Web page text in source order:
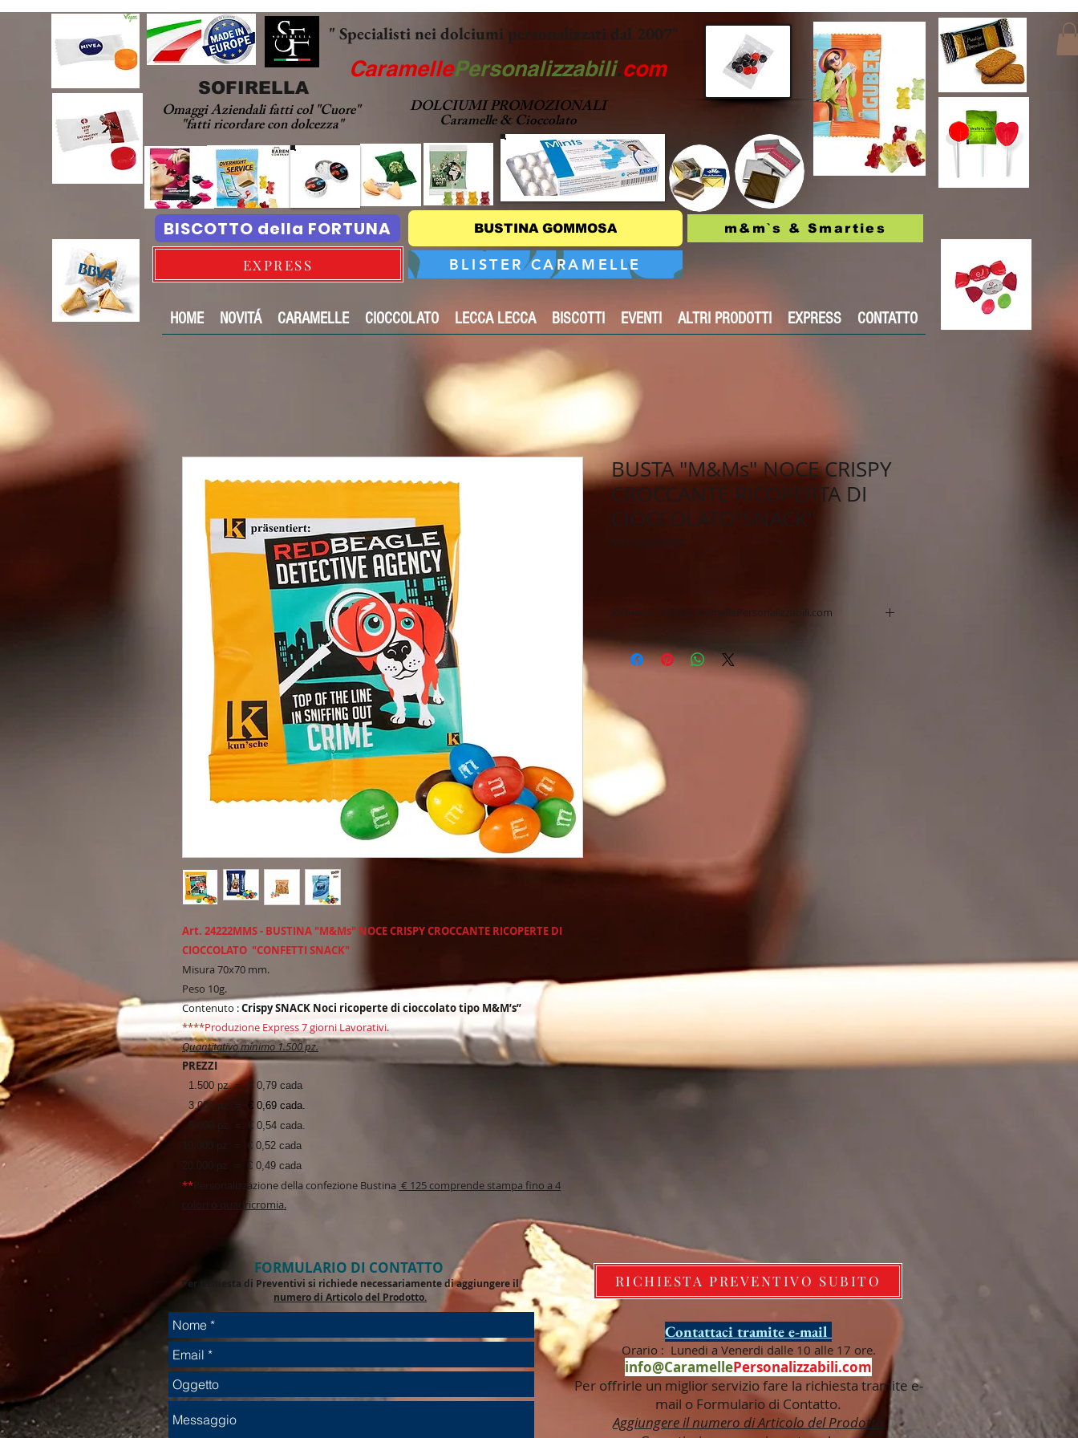
CaramellePersonalizzabili.com
DOLCIUMI PROMOZIONALI
Caramelle & Cioccolato
Omaggi Aziendali fatti col "Cuore"
"fatti ricordare con dolcezza"
" Specialisti nei dolciumi personalizzati dal 2007"
BISCOTTO della FORTUNA BUSTINA GOMMOSA m&m`s & Smarties
SOFIRELLA
EXPRESS BLISTER CARAMELLE
Art. 24222MMS - BUSTINA "M&Ms" NOCE CRISPY CROCCANTE RICOPERTE DI
CIOCCOLATO "CONFETTI SNACK"
Misura 70x70 mm.
Peso 10g.
Contenuto :Crispy SNACK Noci ricoperte di cioccolato tipo M&M’s”
****Produzione Express 7 giorni Lavorativi.
Quantitativo mínimo 1.500 pz.
PREZZI
1.500 pz. = € 0,79 cada
3.000 pz = € 0,69 cada.
5.000 pz = € 0,54 cada.
10.000 pz = € 0,52 cada
20.000 pz = € 0,49 cada
** Personalizzazione della confezione Bustina € 125 comprende stampa fino a 4
colori o quadricromia.
BUSTA "M&Ms" NOCE CRISPY
CROCCANTE RICOPERTA DI
CIOCCOLATO"SNACK"
SKU: 24222MMS
Richiesta : info@CaramellePersonalizzabili.com
* Personalizzazione fino a 4 colori o quadricromia.
* Spedizione veloce & affidabile.
* Tempi di produzione standard 14 giorni.
* Preventivo & Bozza di stampa.
* Vasto assortimento.
* Tutti i nostri prodotti seguono rigorosamente i
criteri europei: ingredienti, etichettatura,
produzione europea, ecc.
* Abbiamo una lunga esperienza nel settore
promozionale e nella produzione e distribuzione di
* Spedizione in tutta Europa.
* Rispondiamo velocemente ad ogni vostra richiesta.
* I nostri prodotti sono ecologici, di alta qualità e a
HOME NOVITÁ CARAMELLE CIOCCOLATO LECCA LECCA BISCOTTI EVENTI ALTRI PRODOTTI EXPRESS CONTATTO
FORMULARIO DI CONTATTO
Per richiesta di Preventivi si richiede necessariamente di aggiungere il
numero di Articolo del Prodotto.
RICHIESTA PREVENTIVO SUBITO
Contattaci tramite e-mail
Orario : Lunedi a Venerdi dalle 10 alle 17 ore.
info@CaramellePersonalizzabili.com
Per offrirle un miglior servizio fare la richiesta tramite e-
mail o Formulario di Contatto.
Aggiungere il numero di Articolo del Prodotto